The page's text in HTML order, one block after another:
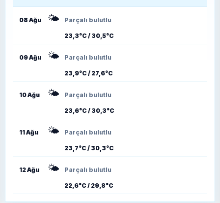
08 Ağu 🌤️ Parçalı bulutlu
23,3°C / 30,5°C
09 Ağu 🌤️ Parçalı bulutlu
23,9°C / 27,6°C
10 Ağu 🌤️ Parçalı bulutlu
23,6°C / 30,3°C
11 Ağu 🌤️ Parçalı bulutlu
23,7°C / 30,3°C
12 Ağu 🌤️ Parçalı bulutlu
22,6°C / 29,8°C